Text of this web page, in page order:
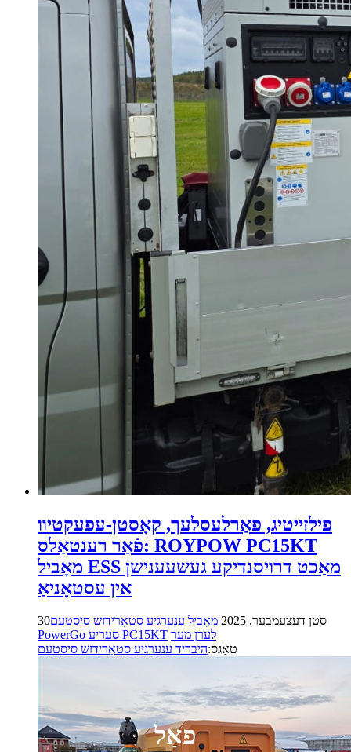
פאַל
פילזייטיג, פאַרלעסלעך, קאָסטן-עפעקטיוו
פֿאַר רענטאַלס: ROYPOW PC15KT
מאָביל ESS מאַכט דרויסנדיקע געשעענישן
אין עסטאָניאַ
30סטן דעצעמבער, 2025
מאָביל ענערגיע סטאָרידזש סיסטעם
PowerGo סעריע PC15KT לערן מער
טאַגס:היבריד ענערגיע סטאָרידזש סיסטעם